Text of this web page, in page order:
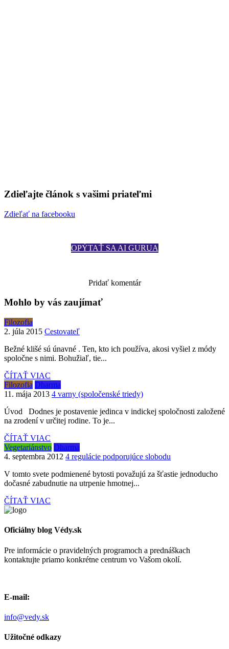
Zdieľajte článok s vašimi priateľmi
Zdieľať na facebooku
OPÝTAŤ SA AI GURUA
Pridať komentár
Mohlo by vás zaujímať
Filozofia
2. júla 2015 Cestovateľ
Bežné klišé sú únavné . Ten, kto ich používa, akosi vyšiel z módy
spoločne s nimi. Bohužiaľ, tie...
ČÍTAŤ VIAC
Filozofia Dharma
11. mája 2013 4 varny (spoločenské triedy)
Úvod Dodnes je postavenie jedinca v indickej spoločnosti založené
na zrodení v určitej rodine. To je...
ČÍTAŤ VIAC
Vegetariánstvo Dharma
4. septembra 2012 4 regulácie podporujúce slobodu
V tomto svete podmienené bytosti považujú za šťastie jednoducho
dočasné zabudnutie na utrpenie hmotnej...
ČÍTAŤ VIAC
Oficiálny blog Védy.sk
Pre informácie o pravidelných programoch a prednáškach
kontaktujte priamo konkrétne centrum vo Vašom okolí.
E-mail:
info@vedy.sk
Užitočné odkazy